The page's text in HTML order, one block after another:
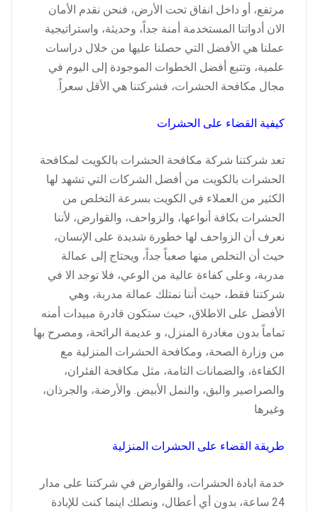
مرتفع، أو داخل انفاق تحت الأرض، فنحن نقدم الأمان
الان أدواتنا المستخدمة أمنة جداً، وحديثة، واستراتيجية
عملنا هي الأفضل التي حصلنا عليها من خلال دراسات
علمية، وتتبع أفضل الخطوات الموجودة إلى اليوم في
مجال مكافحة الحشرات، فشركتنا هي الأقل سعراً.
كيفية القضاء على الحشرات
تعد شركتنا شركة مكافحة الحشرات بالكويت لمكافحة
الحشرات بالكويت من أفضل الشركات التي تشهد لها
الكثير من العملاء في الكويت بسرعة التخلص من
الحشرات بكافة أنواعها، والزواحف، والقوارض، لأننا
نعرف أن الزواحف لها خطورة شديدة على الإنسان،
حيث أن التخلص منها صعباً جداً، ويحتاج إلى عمالة
مدربة، وعلى كفاءة عالية من الوعي، فلا توجد الا في
شركتنا فقط، حيث أننا نمتلك عمالة مدربة، وهي
الأفضل على الاطلاق، حيث ستكون قادرة مبيدات أمنه
تماماً بدون مغادرة المنزل، و عديمة الرائحة، ومصرح بها
من وزارة الصحة، ومكافحة الحشرات المنزلية مع
الكفاءة، والضمانات التامة، مثل مكافحة الفئران،
والصراصير والبق، والنمل الأبيض. والأرضة، والجرذان،
وغيرها
طريقة القضاء على الحشرات المنزلية
خدمة ابادة الحشرات، والقوارض في شركتنا على مدار
24 ساعة، بدون أي أعطال، ونصلك اينما كنت للإبادة